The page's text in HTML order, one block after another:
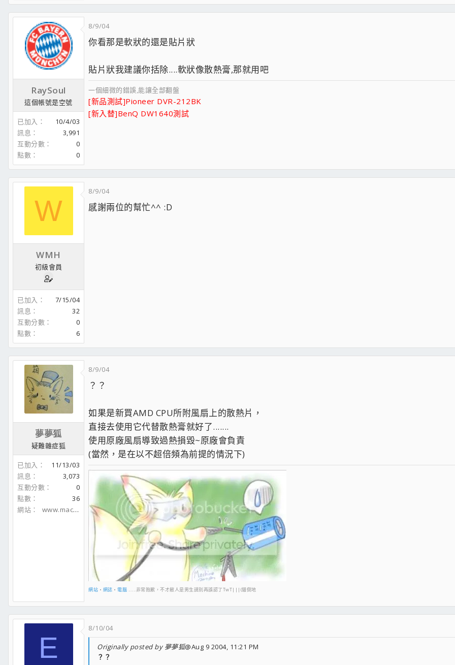
RaySoul
這個帳號是空號
已加入
10/4/03
訊息
3,991
互動分數
0
點數
0
8/9/04
你看那是軟狀的還是貼片狀
貼片狀我建議你括除....軟狀像散熱膏,那就用吧
一個細微的錯誤,能讓全部翻盤
[新品測試]Pioneer DVR-212BK
[新入替]BenQ DW1640測試
W
WMH
初級會員
已加入
7/15/04
訊息
32
互動分數
0
點數
6
8/9/04
感謝兩位的幫忙^^ :D
夢夢狐
疑難雜症狐
已加入
11/13/03
訊息
3,073
互動分數
0
點數
36
網站
www.machcannon.idv.tw
8/9/04
？？
如果是新買AMD CPU所附風扇上的散熱片，
直接去使用它代替散熱膏就好了.......
使用原廠風扇導致過熱損毀~原廠會負責
(當然，是在以不超倍頻為前提的情況下)
網站 • 網誌 • 電腦 ......非常抱歉，不才敝人是男生請別再誤認了TwT|||(貓倒地
E
8/10/04
Originally posted by 夢夢狐@Aug 9 2004, 11:21 PM
？？